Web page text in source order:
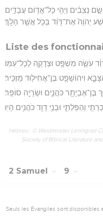
נְצִבִ֔ים וַיְהִ֥י כָל־אֱד֖וֹם עֲבָדִ֣ים
יְהוָה֙ אֶת־דָּוִ֔ד בְּכֹ֖ל אֲשֶׁ֥ר הָלָֽךְ׃
Liste des
עֹשֶׂ֛ה מִשְׁפָּ֥ט וּצְדָקָ֖ה לְכָל־עַמּֽוֹ׃
וִיהוֹשָׁפָ֥ט בֶּן־אֲחִיל֖וּד מַזְכִּֽיר׃
בֶּן־אֶבְיָתָ֖ר כֹּהֲנִ֑ים וּשְׂרָיָ֖ה סוֹפֵֽר׃
וְהַפְּלֵתִ֑י וּבְנֵ֥י דָוִ֖ד כֹּהֲנִ֥ים הָיֽוּ׃
Hébreu : © Westminster Leningrad
Society of Biblical Literature
2 Samuel 9
Seuls les Évangiles sont disponibles